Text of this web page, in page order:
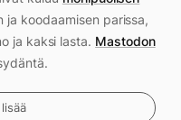
ja koodaamisen parissa,
ja kaksi lasta. Mastodon